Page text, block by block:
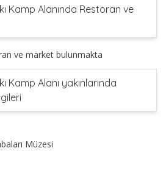
Kamp Alanında Restoran ve
ve market bulunmakta
Kamp Alanı yakınlarında
Müzesi